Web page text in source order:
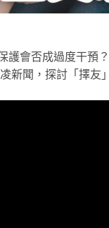
會否成過度干預
新聞，探討「擇友